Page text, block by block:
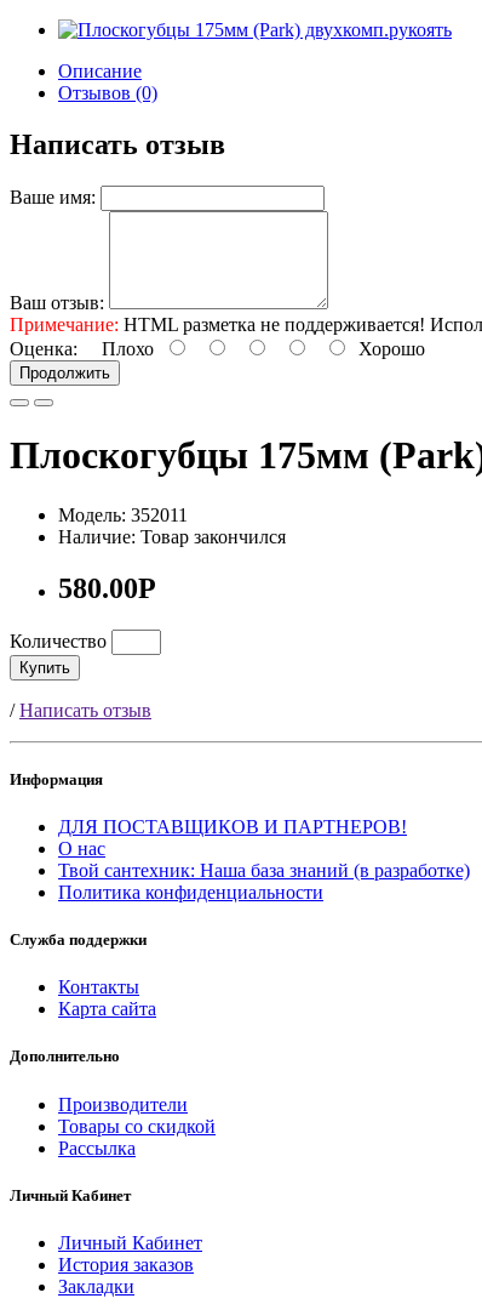
Описание
Отзывов (0)
Написать отзыв
Ваше имя:
Ваш отзыв:
Примечание: HTML разметка не поддерживается!
Оценка: Плохо Хорошо
Продолжить
Плоскогубцы 175мм
Модель: 352011
Наличие: Товар закончился
580.00Р
Количество
Купить
/Написать отзыв
Информация
ДЛЯ ПОСТАВЩИКОВ И ПАРТНЕРОВ!
О нас
Твой сантехник: Наша база знаний (в разработке)
Политика конфиденциальности
Служба поддержки
Контакты
Карта сайта
Дополнительно
Производители
Товары со скидкой
Рассылка
Личный Кабинет
Личный Кабинет
История заказов
Закладки